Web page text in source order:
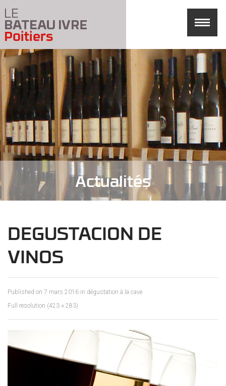
Actualités
DEGUSTACION DE
VINOS
Published on 7 mars 2016 in dégustation à la cave
Full resolution (423 × 283)